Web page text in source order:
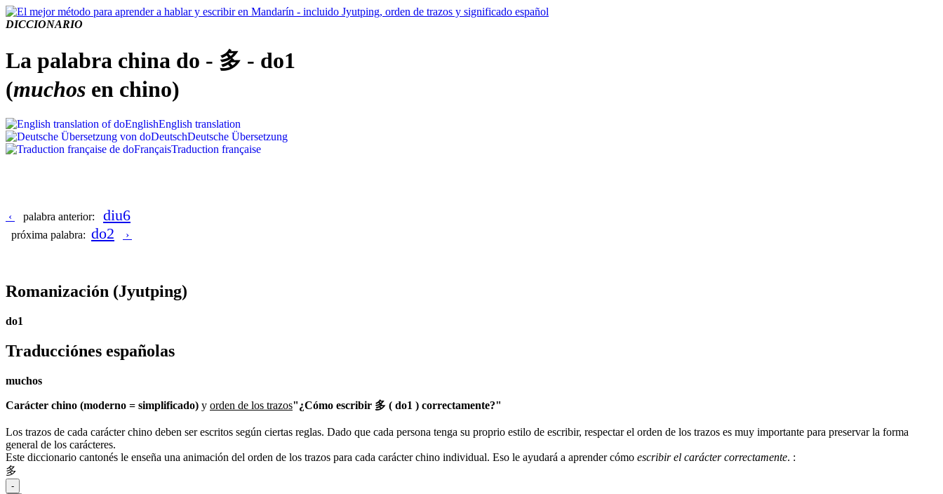
DICCIONARIO
La palabra china do - 多 - do1
(muchos en chino)
EnglishEnglish translation
DeutschDeutsche Übersetzung
FrançaisTraduction française
‹ palabra anterior: diu6
próxima palabra: do2 ›
Romanización (Jyutping)
do1
Traducciónes españolas
muchos
Carácter chino (moderno = simplificado) y orden de los trazos"¿Cómo escribir 多 ( do1 ) correctamente?"
Los trazos de cada carácter chino deben ser escritos según ciertas reglas. Dado que cada persona tenga su proprio estilo de escribir, respectar el orden de los trazos es muy importante para preservar la forma
general de los carácteres.
Este diccionario cantonés le enseña una animación del orden de los trazos para cada carácter chino individual. Eso le ayudará a aprender cómo escribir el carácter correctamente. :
多
-